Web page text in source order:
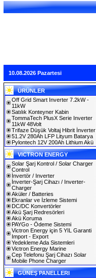
10.08.2026 Pazartesi
ÜRÜNLER
Off Grid Smart Inverter 7.2kW -
11kW
Satılık Konteyner Kabin
TommaTech PlusX Serie Inverter
11kW 48Volt
Trifaze Düşük Voltaj Hibrit İnverter
51.2V 280Ah LFP Lityum Batarya
Pylontech 12V 200Ah Lithium Akü
VICTRON ENERGY
Solar Şarj Kontrol / Solar Charger
Control
İnvertör / Inverter
İnverter-Şarj Cihazı / Inverter-
Charger
Aküler / Batteries
Ekranlar ve İzleme Sistemi
DC/DC Konvertörler
Akü Şarj Redresörleri
Akü Koruma
PAYGo - Ödeme Sistemi
Victron Energy için 5 YIL Garanti
Import - Export
Yedekleme Ada Sistemleri
Victron Energy Marine
Cep Telefonu Şarj Cihazı Solar
Mobile Phone Charger
GÜNEŞ PANELLERI